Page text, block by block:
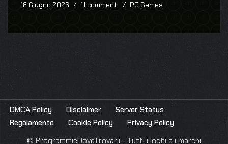
18 Giugno 2026 11 commenti PC Games
DMCA Policy Disclaimer
Server Status
Regolamento
Cookie Policy
Privacy Policy
© ProgrammieDoveTrovarli - Tutti i loghi e i marchi